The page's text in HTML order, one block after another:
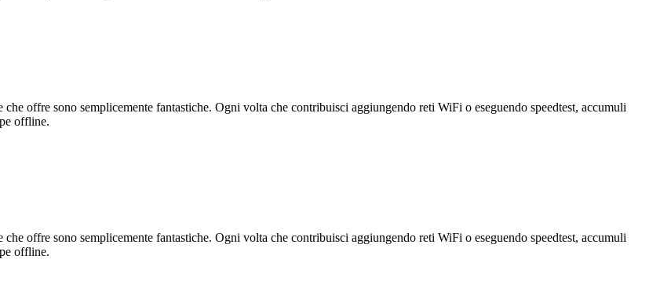
offre sono semplicemente fantastiche. Ogni volta che contribuisci aggiungendo reti WiFi o eseguendo speedtest, accumuli
offline.
offre sono semplicemente fantastiche. Ogni volta che contribuisci aggiungendo reti WiFi o eseguendo speedtest, accumuli
offline.